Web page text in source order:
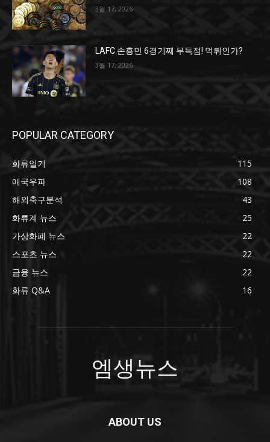
3월 17, 2026
LAFC 손흥민 6경기째 무득점! 먹튀인가?
3월 17, 2026
POPULAR CATEGORY
화류일기
115
애국우파
108
해외축구분석
43
화류계 뉴스
25
가상화폐 뉴스
22
스포츠 뉴스
22
금융 뉴스
22
화류 Q&A
16
엠생뉴스
ABOUT US